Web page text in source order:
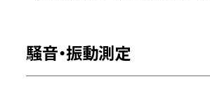
騒音・振動測定